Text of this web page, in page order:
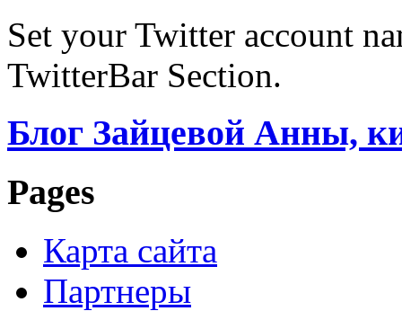
Set your Twitter account
TwitterBar Section.
Блог Зайцевой Анны,
Pages
Карта сайта
Партнеры